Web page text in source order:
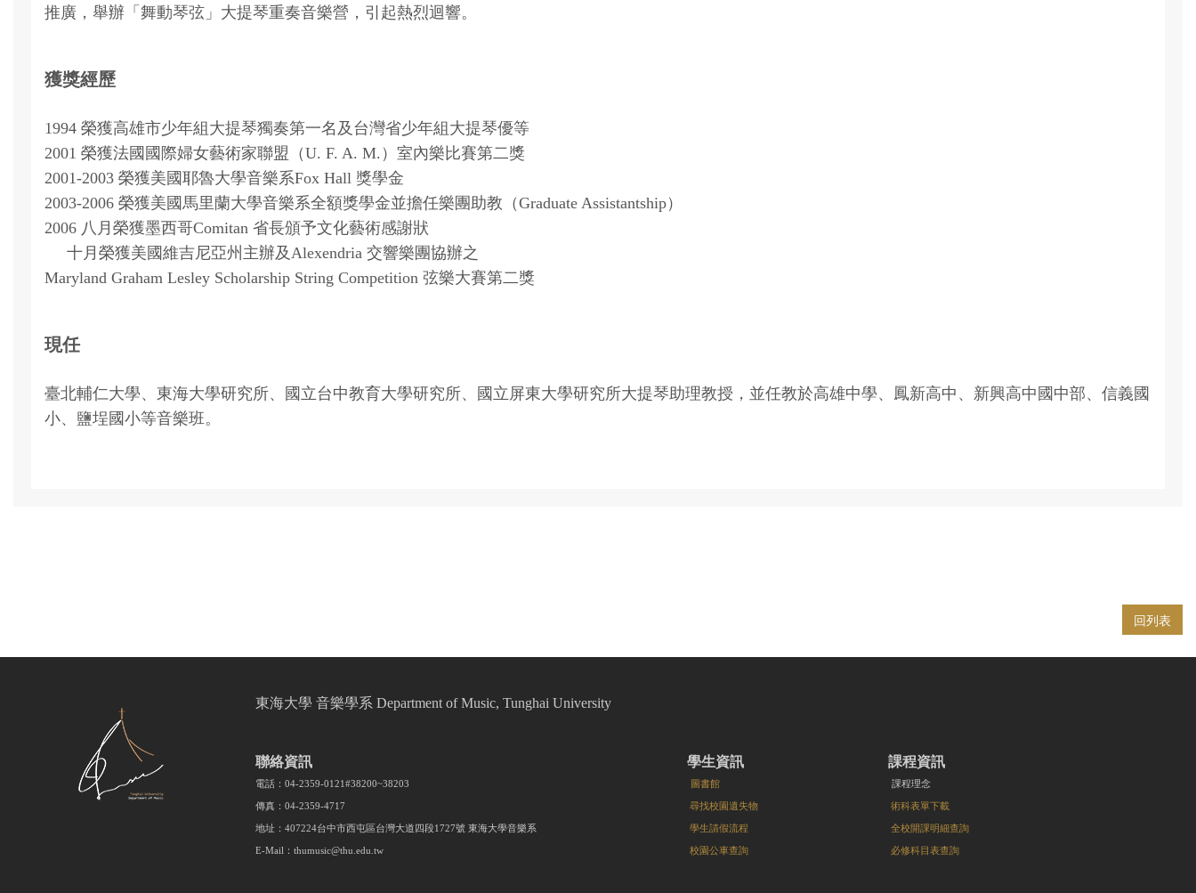
推廣，舉辦「舞動琴弦」大提琴重奏音樂營，引起熱烈迴響。
獲獎經歷
1994 榮獲高雄市少年組大提琴獨奏第一名及台灣省少年組大提琴優等
2001 榮獲法國國際婦女藝術家聯盟（U. F. A. M.）室內樂比賽第二獎
2001-2003 榮獲美國耶魯大學音樂系Fox Hall 獎學金
2003-2006 榮獲美國馬里蘭大學音樂系全額獎學金並擔任樂團助教（Graduate Assistantship）
2006 八月榮獲墨西哥Comitan 省長頒予文化藝術感謝狀
十月榮獲美國維吉尼亞州主辦及Alexendria 交響樂團協辦之
Maryland Graham Lesley Scholarship String Competition 弦樂大賽第二獎
現任
臺北輔仁大學、東海大學研究所、國立台中教育大學研究所、國立屏東大學研究所大提琴助理教授，並任教於高雄中學、鳳新高中、新興高中國中部、信義國
小、鹽埕國小等音樂班。
回列表
東海大學 音樂學系 Department of Music, Tunghai University
聯絡資訊
電話：04-2359-0121#38200~38203
傳真：04-2359-4717
地址：407224台中市西屯區台灣大道四段1727號 東海大學音樂系
E-Mail：thumusic@thu.edu.tw
學生資訊
圖書館
尋找校園遺失物
學生請假流程
校園公車查詢
課程資訊
課程理念
術科表單下載
全校開課明細查詢
必修科目表查詢